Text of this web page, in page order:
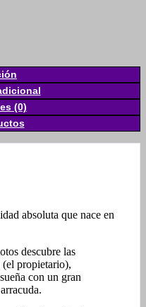
(0)
absoluta que nace en
descubre las
propietario),
con un gran